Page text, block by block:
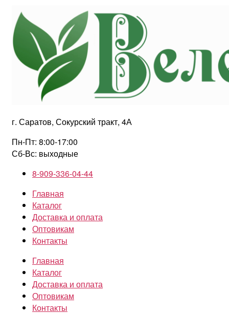
Перейти
содержимому
г. Саратов, Сокурский тракт, 4А
Пн-Пт: 8:00-17:00
Сб-Вс: выходные
8-909-336-04-44
Главная
Каталог
Доставка и оплата
Оптовикам
Контакты
Главная
Каталог
Доставка и оплата
Оптовикам
Контакты